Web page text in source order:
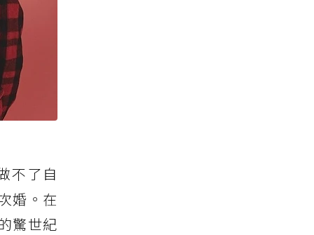
不了自
婚。在
驚世紀